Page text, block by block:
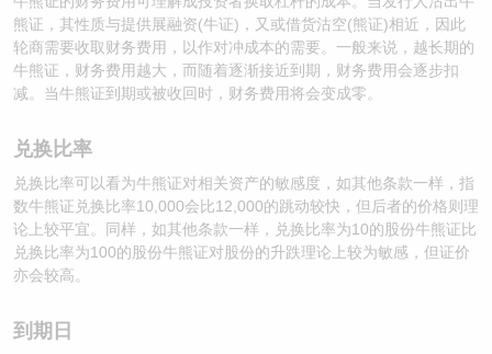
熊证，其性质与提供展融资(牛证)，又或借货沽空(熊证)相近，因此
轮商需要收取财务费用，以作对冲成本的需要。一般来说，越长期的
牛熊证，财务费用越大，而随着逐渐接近到期，财务费用会逐步扣
减。当牛熊证到期或被收回时，财务费用将会变成零。
兑换比率
兑换比率可以看为牛熊证对相关资产的敏感度，如其他条款一样，指
数牛熊证兑换比率10,000会比12,000的跳动较快，但后者的价格则理
论上较平宜。同样，如其他条款一样，兑换比率为10的股份牛熊证比
兑换比率为100的股份牛熊证对股份的升跌理论上较为敏感，但证价
亦会较高。
到期日